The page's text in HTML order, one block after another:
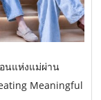
นแห่งแม่ผ่าน
Meaningful